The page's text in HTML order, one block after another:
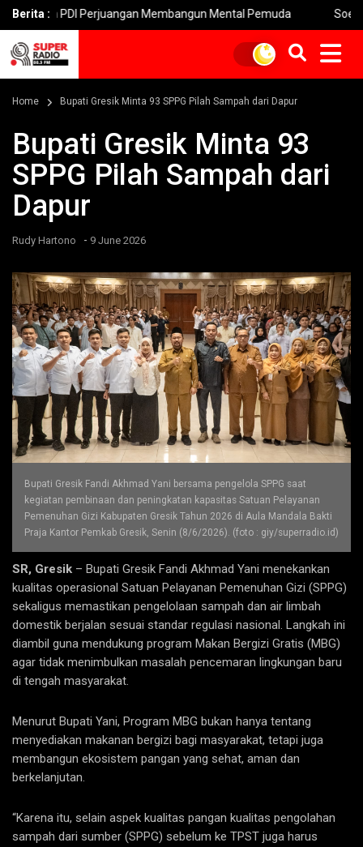
Berita :
Perjuangan Membangun Mental Pemuda Soekarno Cup
Home Bupati Gresik Minta 93 SPPG Pilah Sampah dari Dapur
Bupati Gresik Minta 93
SPPG Pilah Sampah dari
Dapur
Rudy Hartono - 9 June 2026
Bupati Gresik Fandi Akhmad Yani bersama pengelola SPPG saat
kegiatan pembinaan dan peningkatan kapasitas Satuan Pelayanan
Pemenuhan Gizi Kabupaten Gresik Tahun 2026 di Aula Mandala Bakti
Praja Kantor Pemkab Gresik, Senin (8/6/2026). (foto : giy/superradio.id)
SR, Gresik – Bupati Gresik Fandi Akhmad Yani menekankan
kualitas operasional Satuan Pelayanan Pemenuhan Gizi (SPPG)
sekaligus memastikan pengelolaan sampah dan air limbah
domestik berjalan sesuai standar regulasi nasional. Langkah ini
diambil guna mendukung program Makan Bergizi Gratis (MBG)
agar tidak menimbulkan masalah pencemaran lingkungan baru
di tengah masyarakat.
Menurut Bupati Yani, Program MBG bukan hanya tentang
menyediakan makanan bergizi bagi masyarakat, tetapi juga
membangun ekosistem pangan yang sehat, aman dan
berkelanjutan.
“Karena itu, selain aspek kualitas pangan kualitas pengolahan
sampah dari sumber (SPPG) sebelum ke TPST juga harus